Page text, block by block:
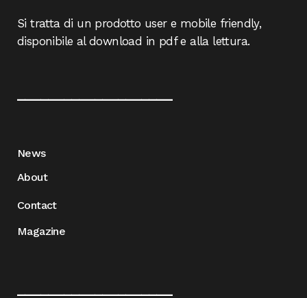
Si tratta di un prodotto user e mobile friendly,
disponibile al download in pdf e alla lettura.
News
About
Contact
Magazine